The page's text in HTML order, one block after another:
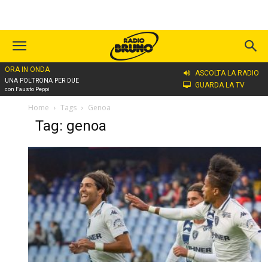
ORA IN ONDA
UNA POLTRONA PER DUE
con Fausto Peppi
ASCOLTA LA RADIO
GUARDA LA TV
Home Tags Genoa
Tag: genoa